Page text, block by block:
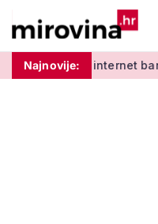
Najnovije:
učenja o internet